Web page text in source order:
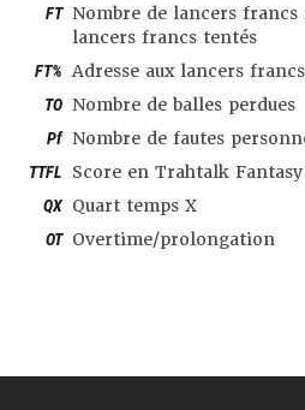
FT Nombre de lancers francs
lancers francs tentés
FT% Adresse aux lancers francs
TO Nombre de balles perdues
Pf Nombre de fautes
TTFL Score en Trahtalk Fantasy
QX Quart temps X
OT Overtime/prolongation